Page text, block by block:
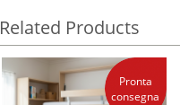
Related Products
Pronta
consegna